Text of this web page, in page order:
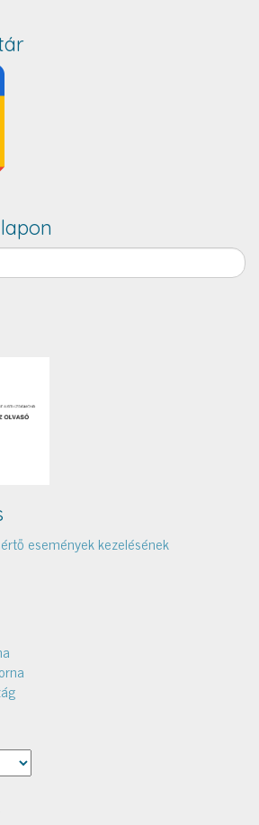
események kezelésének